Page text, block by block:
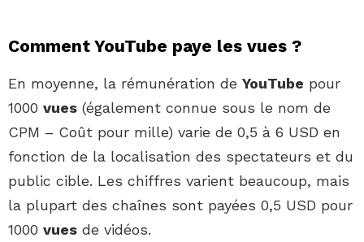
Comment YouTube paye les vues ?
En moyenne, la rémunération de YouTube pour
1000 vues (également connue sous le nom de
CPM – Coût pour mille) varie de 0,5 à 6 USD en
fonction de la localisation des spectateurs et du
public cible. Les chiffres varient beaucoup, mais
la plupart des chaînes sont payées 0,5 USD pour
1000 vues de vidéos.